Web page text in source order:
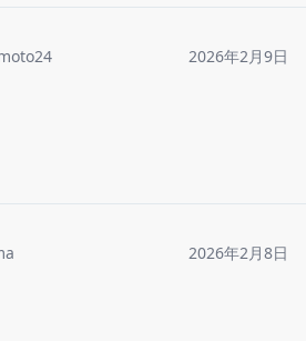
2026年2月9日
2026年2月8日